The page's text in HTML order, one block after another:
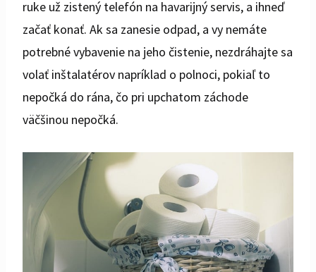
ruke už zistený telefón na havarijný servis, a ihneď
začať konať. Ak sa zanesie odpad, a vy nemáte
potrebné vybavenie na jeho čistenie, nezdráhajte sa
volať inštalatérov napríklad o polnoci, pokiaľ to
nepočká do rána, čo pri upchatom záchode
väčšinou nepočká.